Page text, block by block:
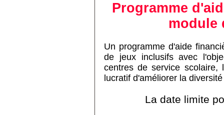
Programme
module
Un programme d'aide
de jeux inclusifs avec
centres de service
lucratif d'améliorer la
La date limite